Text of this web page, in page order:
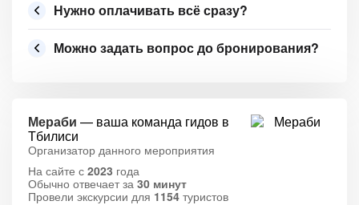
Нужно оплачивать всё сразу?
Можно задать вопрос до бронирования?
Мераби — ваша команда гидов в
Тбилиси
Организатор данного мероприятия
На сайте с 2023 года
Обычно отвечает за 30 минут
Провели экскурсии для 1154 туристов